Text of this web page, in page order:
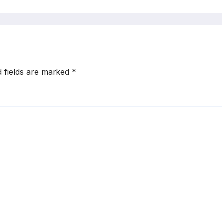
fields are marked *